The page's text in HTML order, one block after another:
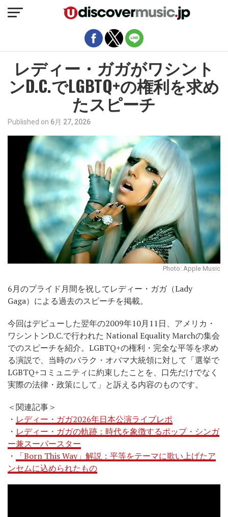
レディー・ガガがワシント
ンD.C.でLGBTQ+の権利を求め
たスピーチ
Published on 6月 27, 2026
Photo: Apple Music
6月のプライド月間を祝してレディー・ガガ（Lady
Gaga）による過去のスピーチを掲載。
今回はデビューした翌年の2009年10月11日、アメリカ・
ワシントンD.C.で行われた National Equality Marchの集会
でのスピーチを紹介。LGBTQ+の権利・完全な平等を求め
る演説で、当時のバラク・オバマ大統領に対して「選挙で
LGBTQ+コミュニティに約束したことを、口先だけでなく
実際の法律・政策にして」と訴える内容のものです。
＜関連記事＞
・ レディー・ガガ2026年日本公演ライブレポ
・ レディー・ガガの軌跡：時代を象徴するポップ・シンガ
ー兼スーパースター
・
「Born This Way」解説：平等をテーマに歌い上げたア
ンセムに込められたもの
モバイルバージョンを終了